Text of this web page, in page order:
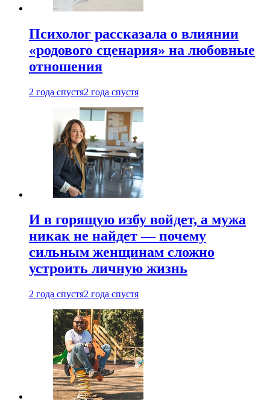
Психолог рассказала о влиянии
«родового сценария» на любовные
отношения
2 года спустя2 года спустя
И в горящую избу войдет, а мужа
никак не найдет — почему
сильным женщинам сложно
устроить личную жизнь
2 года спустя2 года спустя